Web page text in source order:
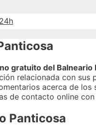
gratuito del Balneario
relacionada con
acerca de
de contacto online
Panticosa